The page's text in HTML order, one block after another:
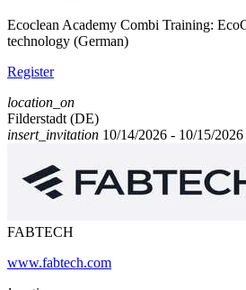
Ecoclean Academy Combi Training:
technology (German)
Register
location_on
Filderstadt (DE)
insert_invitation 10/14/2026 - 10/15/2026
FABTECH
www.fabtech.com